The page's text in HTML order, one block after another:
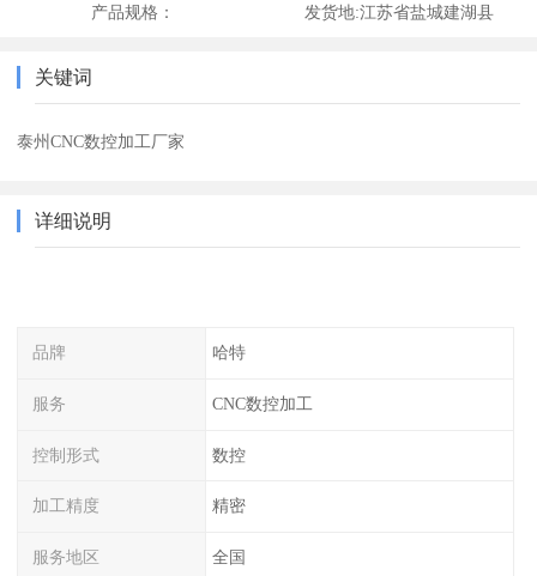
产品规格： 发货地:江苏省盐城建湖县
关键词
泰州CNC数控加工厂家
详细说明
品牌 哈特
服务 CNC数控加工
控制形式 数控
加工精度 精密
服务地区 全国